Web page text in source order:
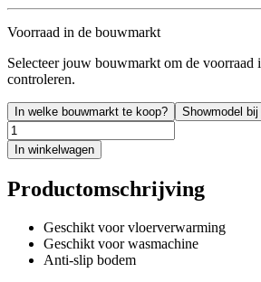
Voorraad in de bouwmarkt
Selecteer jouw bouwmarkt om de voorraad
controleren.
In welke bouwmarkt te koop? Showmodel
In winkelwagen
Productomschrijving
Geschikt voor vloerverwarming
Geschikt voor wasmachine
Anti-slip bodem